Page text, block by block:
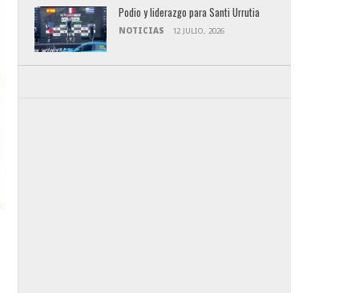
Podio y liderazgo para Santi Urrutia
NOTICIAS 12 JULIO, 2026